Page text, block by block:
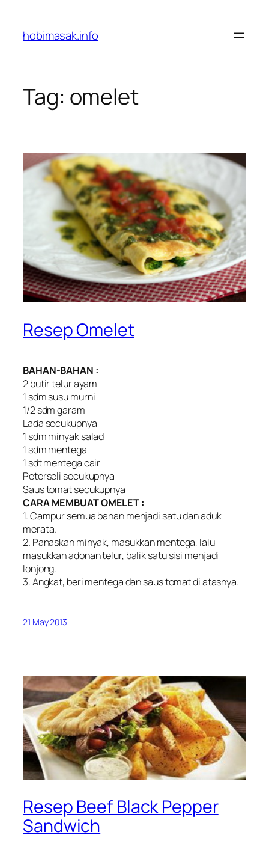
content
hobimasak.info
Tag: omelet
Resep Omelet
BAHAN-BAHAN :
2 butir telur ayam
1 sdm susu murni
1/2 sdm garam
Lada secukupnya
1 sdm minyak salad
1 sdm mentega
1 sdt mentega cair
Peterseli secukupnya
Saus tomat secukupnya
CARA MEMBUAT OMELET :
1. Campur semua bahan menjadi satu dan aduk
merata.
2. Panaskan minyak, masukkan mentega, lalu
masukkan adonan telur, balik satu sisi menjadi
lonjong.
3. Angkat, beri mentega dan saus tomat di atasnya.
21 May 2013
Resep Beef Black Pepper
Sandwich